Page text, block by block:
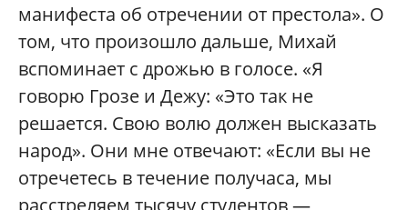
манифеста об отречении от престола». О
том, что произошло дальше, Михай
вспоминает с дрожью в голосе. «Я
говорю Грозе и Дежу: «Это так не
решается. Свою волю должен высказать
народ». Они мне отвечают: «Если вы не
отречетесь в течение получаса, мы
расстреляем тысячу студентов —